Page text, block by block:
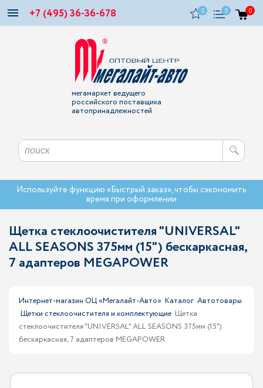
+7 (495) 36-36-678 0 0 0
мегамаркет ведущего
российского поставщика
автопринадлежностей
Используйте функцию «Быстрый заказ», чтобы сэкономить
время при оформлении
Щетка стеклоочистителя "UNIVERSAL"
ALL SEASONS 375мм (15") бескаркасная,
7 адаптеров MEGAPOWER
Интернет-магазин ОЦ «Мегалайт-Авто» Каталог Автотовары
Щетки стеклоочистителя и комплектующие Щетка
стеклоочистителя "UNIVERSAL" ALL SEASONS 375мм (15")
бескаркасная, 7 адаптеров MEGAPOWER